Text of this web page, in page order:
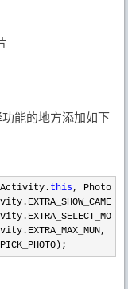
能的地方添加如下
this,